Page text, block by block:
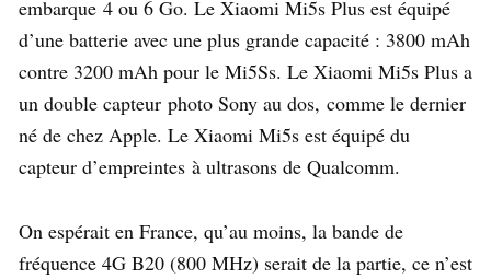
embarque 4 ou 6 Go. Le Xiaomi Mi5s Plus est équipé
d’une batterie avec une plus grande capacité : 3800 mAh
contre 3200 mAh pour le Mi5Ss. Le Xiaomi Mi5s Plus a
un double capteur photo Sony au dos, comme le dernier
né de chez Apple. Le Xiaomi Mi5s est équipé du
capteur d’empreintes à ultrasons de Qualcomm.
On espérait en France, qu’au moins, la bande de
fréquence 4G B20 (800 MHz) serait de la partie, ce n’est